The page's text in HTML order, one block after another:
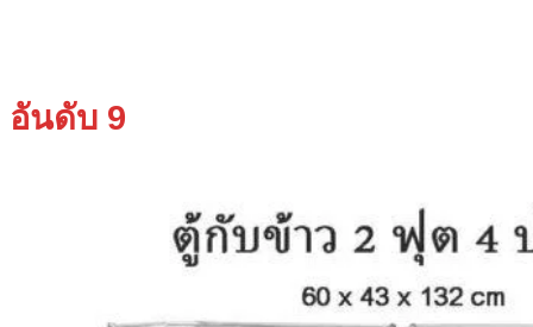
อันดับ 9